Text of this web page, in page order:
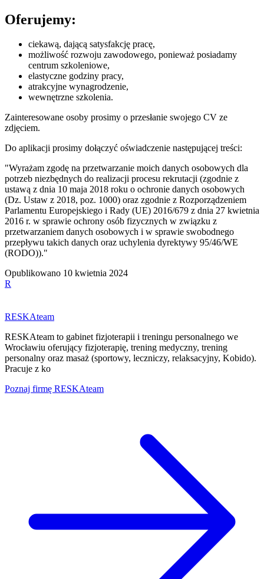
Oferujemy:
ciekawą, dającą satysfakcję pracę,
możliwość rozwoju zawodowego, ponieważ posiadamy
centrum szkoleniowe,
elastyczne godziny pracy,
atrakcyjne wynagrodzenie,
wewnętrzne szkolenia.
Zainteresowane osoby prosimy o przesłanie swojego CV ze
zdjęciem.
Do aplikacji prosimy dołączyć oświadczenie następującej treści:
"Wyrażam zgodę na przetwarzanie moich danych osobowych dla
potrzeb niezbędnych do realizacji procesu rekrutacji (zgodnie z
ustawą z dnia 10 maja 2018 roku o ochronie danych osobowych
(Dz. Ustaw z 2018, poz. 1000) oraz zgodnie z Rozporządzeniem
Parlamentu Europejskiego i Rady (UE) 2016/679 z dnia 27 kwietnia
2016 r. w sprawie ochrony osób fizycznych w związku z
przetwarzaniem danych osobowych i w sprawie swobodnego
przepływu takich danych oraz uchylenia dyrektywy 95/46/WE
(RODO))."
Opublikowano 10 kwietnia 2024
R
RESKAteam
RESKAteam to gabinet fizjoterapii i treningu personalnego we
Wrocławiu oferujący fizjoterapię, trening medyczny, trening
personalny oraz masaż (sportowy, leczniczy, relaksacyjny, Kobido).
Pracuje z ko
Poznaj firmę RESKAteam